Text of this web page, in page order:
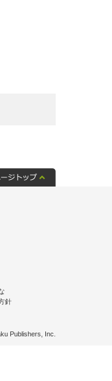
針
Publishers, Inc.